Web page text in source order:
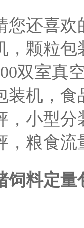
您还喜欢
，颗粒包
双室真
装机，食
，小型分
，粮食流
饲料定量